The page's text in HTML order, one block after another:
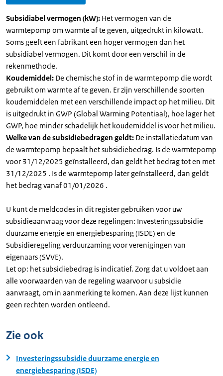
Subsidiabel vermogen (kW): Het vermogen van de
warmtepomp om warmte af te geven, uitgedrukt in kilowatt.
Soms geeft een fabrikant een hoger vermogen dan het
subsidiabel vermogen. Dit komt door een verschil in de
rekenmethode.
Koudemiddel: De chemische stof in de warmtepomp die wordt
gebruikt om warmte af te geven. Er zijn verschillende soorten
koudemiddelen met een verschillende impact op het milieu. Dit
is uitgedrukt in GWP (Global Warming Potentiaal), hoe lager het
GWP, hoe minder schadelijk het koudemiddel is voor het milieu.
Welke van de subsidiebedragen geldt: De installatiedatum van
de warmtepomp bepaalt het subsidiebedrag. Is de warmtepomp
voor 31/12/2025 geïnstalleerd, dan geldt het bedrag tot en met
31/12/2025 . Is de warmtepomp later geïnstalleerd, dan geldt
het bedrag vanaf 01/01/2026 .
U kunt de meldcodes in dit register gebruiken voor uw
subsidieaanvraag voor deze regelingen: Investeringssubsidie
duurzame energie en energiebesparing (ISDE) en de
Subsidieregeling verduurzaming voor verenigingen van
eigenaars (SVVE).
Let op: het subsidiebedrag is indicatief. Zorg dat u voldoet aan
alle voorwaarden van de regeling waarvoor u subsidie
aanvraagt, om in aanmerking te komen. Aan deze lijst kunnen
geen rechten worden ontleend.
Zie ook
Investeringssubsidie duurzame energie en
energiebesparing (ISDE)